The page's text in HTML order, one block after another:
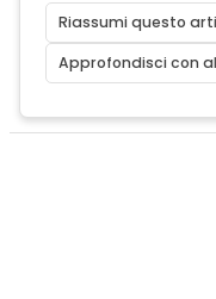
Riassumi questo
Approfondisci con